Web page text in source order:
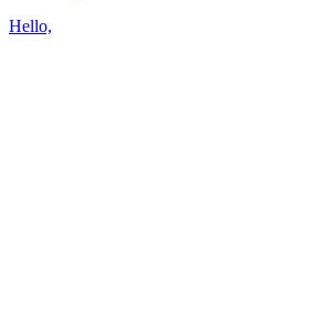
Hello,